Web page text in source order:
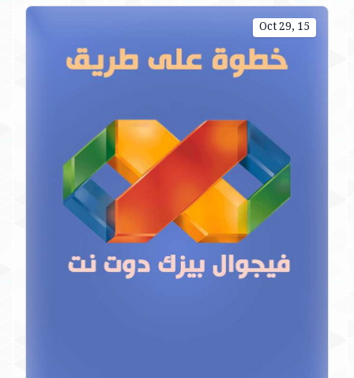
Oct 29, 15